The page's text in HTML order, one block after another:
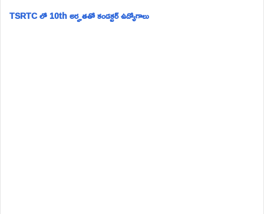
TSRTC లో 10th అర్హతతో కండక్టర్ ఉద్యోగాలు